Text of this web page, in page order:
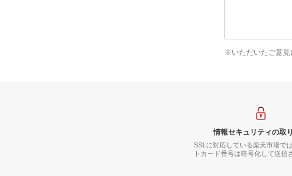
※いただいたご意見
情報セキュリティの取
SSLに対応している楽天市場で
トカード番号は暗号化して送信